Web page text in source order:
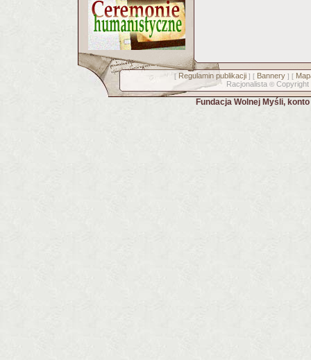
[ Regulamin publikacji] [ Bannery] [
Racjonalista © Copyright
Fundacja Wolnej Myśli,